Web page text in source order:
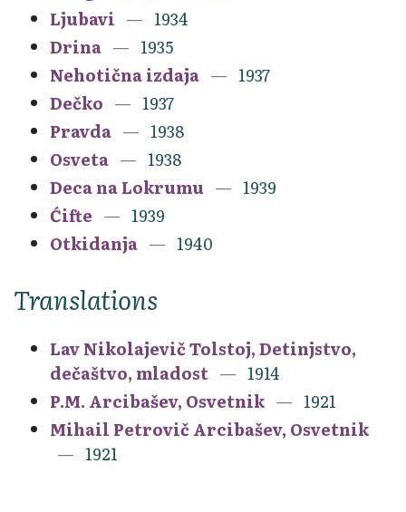
Ljubavi
1934
Drina
1935
Nehotična izdaja
1937
Dečko
1937
Pravda
1938
Osveta
1938
Deca na Lokrumu
1939
Ćifte
1939
Otkidanja
1940
Translations
Lav Nikolajevič Tolstoj, Detinjstvo,
dečaštvo, mladost
1914
P.M. Arcibašev, Osvetnik
1921
Mihail Petrovič Arcibašev, Osvetnik
1921